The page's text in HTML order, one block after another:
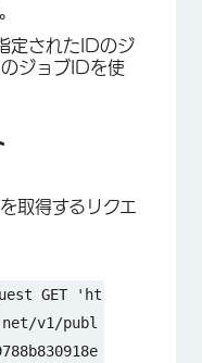
定されたIDのジ
ジョブIDを使
取得するリクエ
GET 'ht
v1/publ